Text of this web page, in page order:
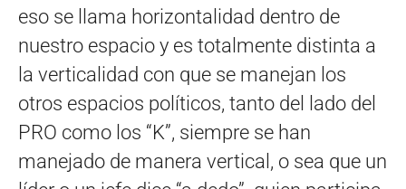
eso se llama horizontalidad dentro de
nuestro espacio y es totalmente distinta a
la verticalidad con que se manejan los
otros espacios políticos, tanto del lado del
PRO como los “K”, siempre se han
manejado de manera vertical, o sea que un